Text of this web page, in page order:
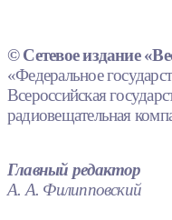
© Сетевое издание
«Федеральное
Всероссийская
радиовещательная
Главный редактор
А. А. Филипповский